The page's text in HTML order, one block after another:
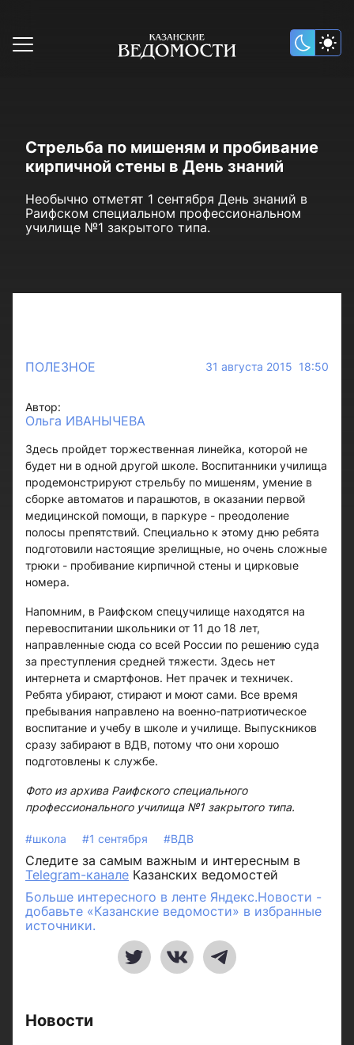
Стрельба по мишеням и пробивание
кирпичной стены в День знаний
Необычно отметят 1 сентября День знаний в
Раифском специальном профессиональном
училище №1 закрытого типа.
ПОЛЕЗНОЕ 31 августа 2015 18:50
Автор:
Ольга ИВАНЫЧЕВА
Здесь пройдет торжественная линейка, которой не
будет ни в одной другой школе. Воспитанники училища
продемонстрируют стрельбу по мишеням, умение в
сборке автоматов и парашютов, в оказании первой
медицинской помощи, в паркуре - преодоление
полосы препятствий. Специально к этому дню ребята
подготовили настоящие зрелищные, но очень сложные
трюки - пробивание кирпичной стены и цирковые
номера.
Напомним, в Раифском спецучилище находятся на
перевоспитании школьники от 11 до 18 лет,
направленные сюда со всей России по решению суда
за преступления средней тяжести. Здесь нет
интернета и смартфонов. Нет прачек и техничек.
Ребята убирают, стирают и моют сами. Все время
пребывания направлено на военно-патриотическое
воспитание и учебу в школе и училище. Выпускников
сразу забирают в ВДВ, потому что они хорошо
подготовлены к службе.
Фото из архива Раифского специального
профессионального училища №1 закрытого типа.
#школа #1 сентября #ВДВ
Следите за самым важным и интересным в
Telegram-канале Казанских ведомостей
Больше интересного в ленте Яндекс.Новости -
добавьте «Казанские ведомости» в избранные
источники.
Новости